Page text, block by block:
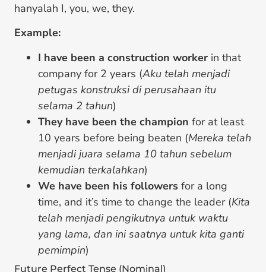
hanyalah I, you, we, they.
Example:
I have been a construction worker in that
company for 2 years (Aku telah menjadi
petugas konstruksi di perusahaan itu
selama 2 tahun)
They have been the champion for at least
10 years before being beaten (Mereka telah
menjadi juara selama 10 tahun sebelum
kemudian terkalahkan)
We have been his followers for a long
time, and it’s time to change the leader (Kita
telah menjadi pengikutnya untuk waktu
yang lama, dan ini saatnya untuk kita ganti
pemimpin)
Future Perfect Tense (Nominal)